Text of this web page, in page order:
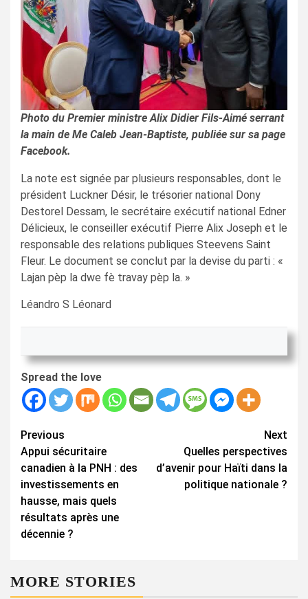
Photo du Premier ministre Alix Didier Fils-Aimé serrant
la main de Me Caleb Jean-Baptiste, publiée sur sa page
Facebook.
La note est signée par plusieurs responsables, dont le
président Luckner Désir, le trésorier national Dony
Destorel Dessam, le secrétaire exécutif national Edner
Délicieux, le conseiller exécutif Pierre Alix Joseph et le
responsable des relations publiques Steevens Saint
Fleur. Le document se conclut par la devise du parti : «
Lajan pèp la dwe fè travay pèp la. »
Léandro S Léonard
Spread the love
Continue
Reading
Previous
Appui sécuritaire
canadien à la PNH : des
investissements en
hausse, mais quels
résultats après une
décennie ?
Next
Quelles perspectives
d’avenir pour Haïti dans la
politique nationale ?
MORE STORIES